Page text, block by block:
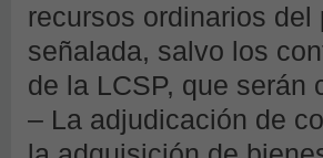
recursos ordinarios
señalada, salvo los
de la LCSP, que serán
– La adjudicación de